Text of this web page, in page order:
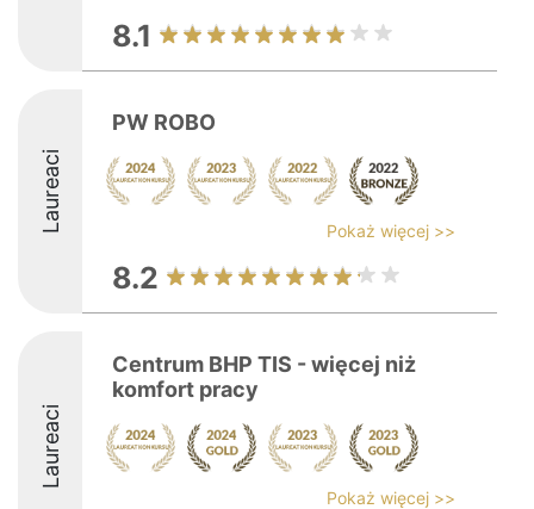
8.1
Laureaci
PW ROBO
Pokaż więcej >>
8.2
Laureaci
Centrum BHP TIS - więcej niż
komfort pracy
Pokaż więcej >>